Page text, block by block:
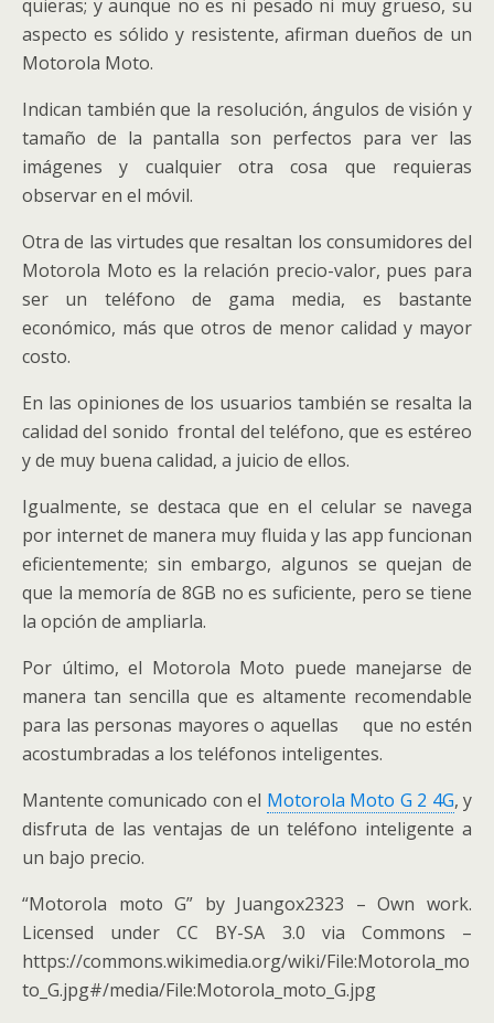
quieras; y aunque no es ni pesado ni muy grueso, su
aspecto es sólido y resistente, afirman dueños de un
Motorola Moto.
Indican también que la resolución, ángulos de visión y
tamaño de la pantalla son perfectos para ver las
imágenes y cualquier otra cosa que requieras
observar en el móvil.
Otra de las virtudes que resaltan los consumidores del
Motorola Moto es la relación precio-valor, pues para
ser un teléfono de gama media, es bastante
económico, más que otros de menor calidad y mayor
costo.
En las opiniones de los usuarios también se resalta la
calidad del sonido frontal del teléfono, que es estéreo
y de muy buena calidad, a juicio de ellos.
Igualmente, se destaca que en el celular se navega
por internet de manera muy fluida y las app funcionan
eficientemente; sin embargo, algunos se quejan de
que la memoría de 8GB no es suficiente, pero se tiene
la opción de ampliarla.
Por último, el Motorola Moto puede manejarse de
manera tan sencilla que es altamente recomendable
para las personas mayores o aquellas que no estén
acostumbradas a los teléfonos inteligentes.
Mantente comunicado con el Motorola Moto G 2 4G, y
disfruta de las ventajas de un teléfono inteligente a
un bajo precio.
“Motorola moto G” by Juangox2323 – Own work.
Licensed under CC BY-SA 3.0 via Commons –
https://commons.wikimedia.org/wiki/File:Motorola_mo
to_G.jpg#/media/File:Motorola_moto_G.jpg